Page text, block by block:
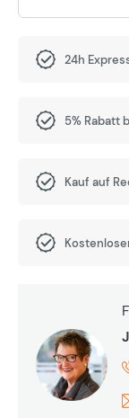
24h
5% Rabatt
Kauf auf